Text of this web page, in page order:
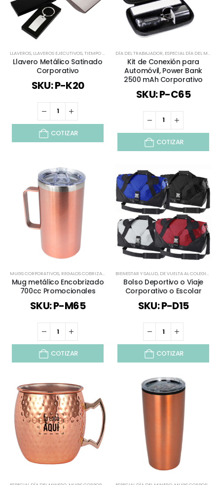
LLAVEROS, LLAVEROS EJECUTIVOS,TIEMPO LIBRE / OUTDOOR ,TODOS,TODOS LOS LLAVEROS
Llavero Metálico Satinado
Corporativo
SKU: P-K20
COTIZAR
DÍA DEL TRABAJADOR, ESPECIAL DÍA DEL MINERO
Kit de Conexión para
Automóvil, Power Bank
2500 mAh Corporativo
SKU: P-C65
COTIZAR
MUGS CORPORATIVOS, REGALOS COBRIZADOS REGALOS PREMIUM,TIEMPO LIBRE / OUTDOOR
Mug metálico Encobrizado
700cc Promocionales
SKU: P-M65
COTIZAR
BIENESTAR Y SALUD, DE VUELTA AL COLEGIO
Bolso Deportivo o Viaje
Corporativo o Escolar
SKU: P-D15
COTIZAR